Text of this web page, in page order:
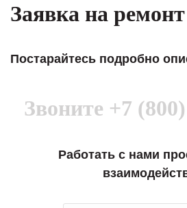
Заявка на ремонт
Постарайтесь подробно
Звоните +7
Работать с нами